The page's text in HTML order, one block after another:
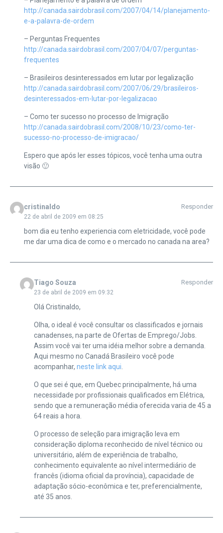
http://canada.sairdobrasil.com/2007/04/14/planejamento-
e-a-palavra-de-ordem
– Perguntas Frequentes
http://canada.sairdobrasil.com/2007/04/07/perguntas-
frequentes
– Brasileiros desinteressados em lutar por legalização
http://canada.sairdobrasil.com/2007/06/29/brasileiros-
desinteressados-em-lutar-por-legalizacao
– Como ter sucesso no processo de Imigração
http://canada.sairdobrasil.com/2008/10/23/como-ter-
sucesso-no-processo-de-imigracao/
Espero que após ler esses tópicos, você tenha uma outra
visão 🙂
cristinaldo
22 de abril de 2009 em 08:25
Responder
bom dia eu tenho experiencia com eletricidade, você pode
me dar uma dica de como e o mercado no canada na area?
Tiago Souza
23 de abril de 2009 em 09:32
Responder
Olá Cristinaldo,
Olha, o ideal é você consultar os classificados e jornais
canadenses, na parte de Ofertas de Emprego/Jobs.
Assim você vai ter uma idéia melhor sobre a demanda.
Aqui mesmo no Canadá Brasileiro você pode
acompanhar, neste link aqui.
O que sei é que, em Quebec principalmente, há uma
necessidade por profissionais qualificados em Elétrica,
sendo que a remuneração média oferecida varia de 45 a
64 reais a hora.
O processo de seleção para imigração leva em
consideração diploma reconhecido de nível técnico ou
universitário, além de experiência de trabalho,
conhecimento equivalente ao nível intermediário de
francês (idioma oficial da província), capacidade de
adaptação sócio-econômica e ter, preferencialmente,
até 35 anos.